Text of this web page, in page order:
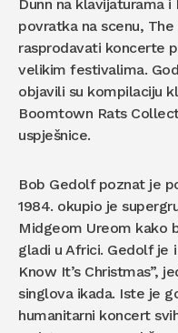
Dunn na klavijaturama
povratka na scenu,
rasprodavati koncerte
velikim festivalima.
objavili su kompilaciju
Boomtown Rats
uspješnice.
Bob Gedolf poznat je
1984. okupio je
Midgeom Ureom kako
gladi u Africi. Gedolf je
Know It’s Christmas”,
singlova ikada. Iste je
humanitarni koncert